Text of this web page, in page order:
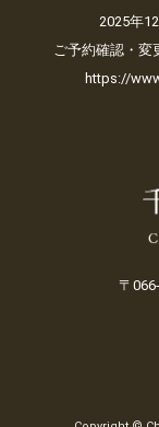
2025年
ご予約確認・変
https://
〒